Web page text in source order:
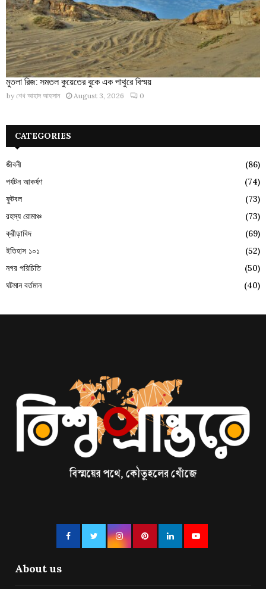
মুতলা রিজ: সমতল কুয়েতের বুকে এক পাথুরে বিস্ময়
by শেখ আহাদ আহসান August 3, 2026 0
CATEGORIES
জীবনী
(86)
পর্যটন আকর্ষণ
(74)
ফুটবল
(73)
রহস্য রোমাঞ্চ
(73)
ক্রীড়াবিদ
(69)
ইতিহাস ১০১
(52)
নগর পরিচিতি
(50)
ঘটমান বর্তমান
(40)
About us